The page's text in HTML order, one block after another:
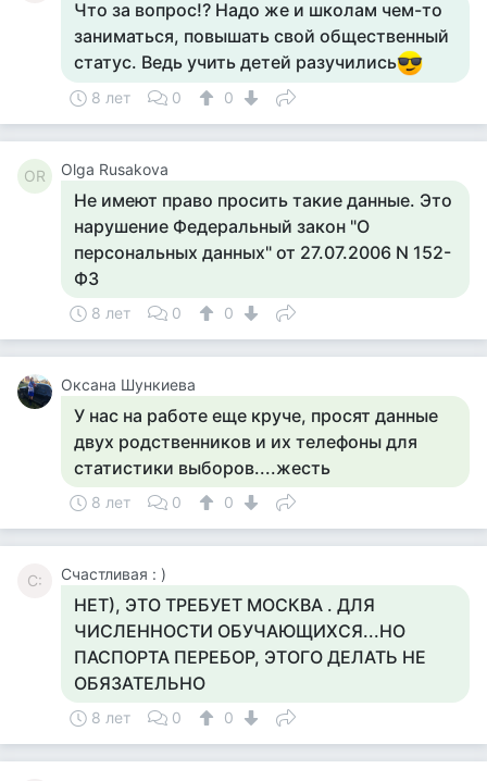
Что за вопрос!? Надо же и школам чем-то
заниматься, повышать свой общественный
статус. Ведь учить детей разучились
8 лет 0 0
OR Olga Rusakova
Не имеют право просить такие данные. Это
нарушение Федеральный закон "О
персональных данных" от 27.07.2006 N 152-
ФЗ
8 лет 0 0
Оксана Шункиева
У нас на работе еще круче, просят данные
двух родственников и их телефоны для
статистики выборов....жесть
8 лет 0 0
С: Счастливая : )
НЕТ), ЭТО ТРЕБУЕТ МОСКВА . ДЛЯ
ЧИСЛЕННОСТИ ОБУЧАЮЩИХСЯ...НО
ПАСПОРТА ПЕРЕБОР, ЭТОГО ДЕЛАТЬ НЕ
ОБЯЗАТЕЛЬНО
8 лет 0 0